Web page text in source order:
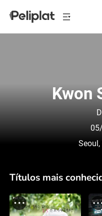
Kwon
Títulos mais